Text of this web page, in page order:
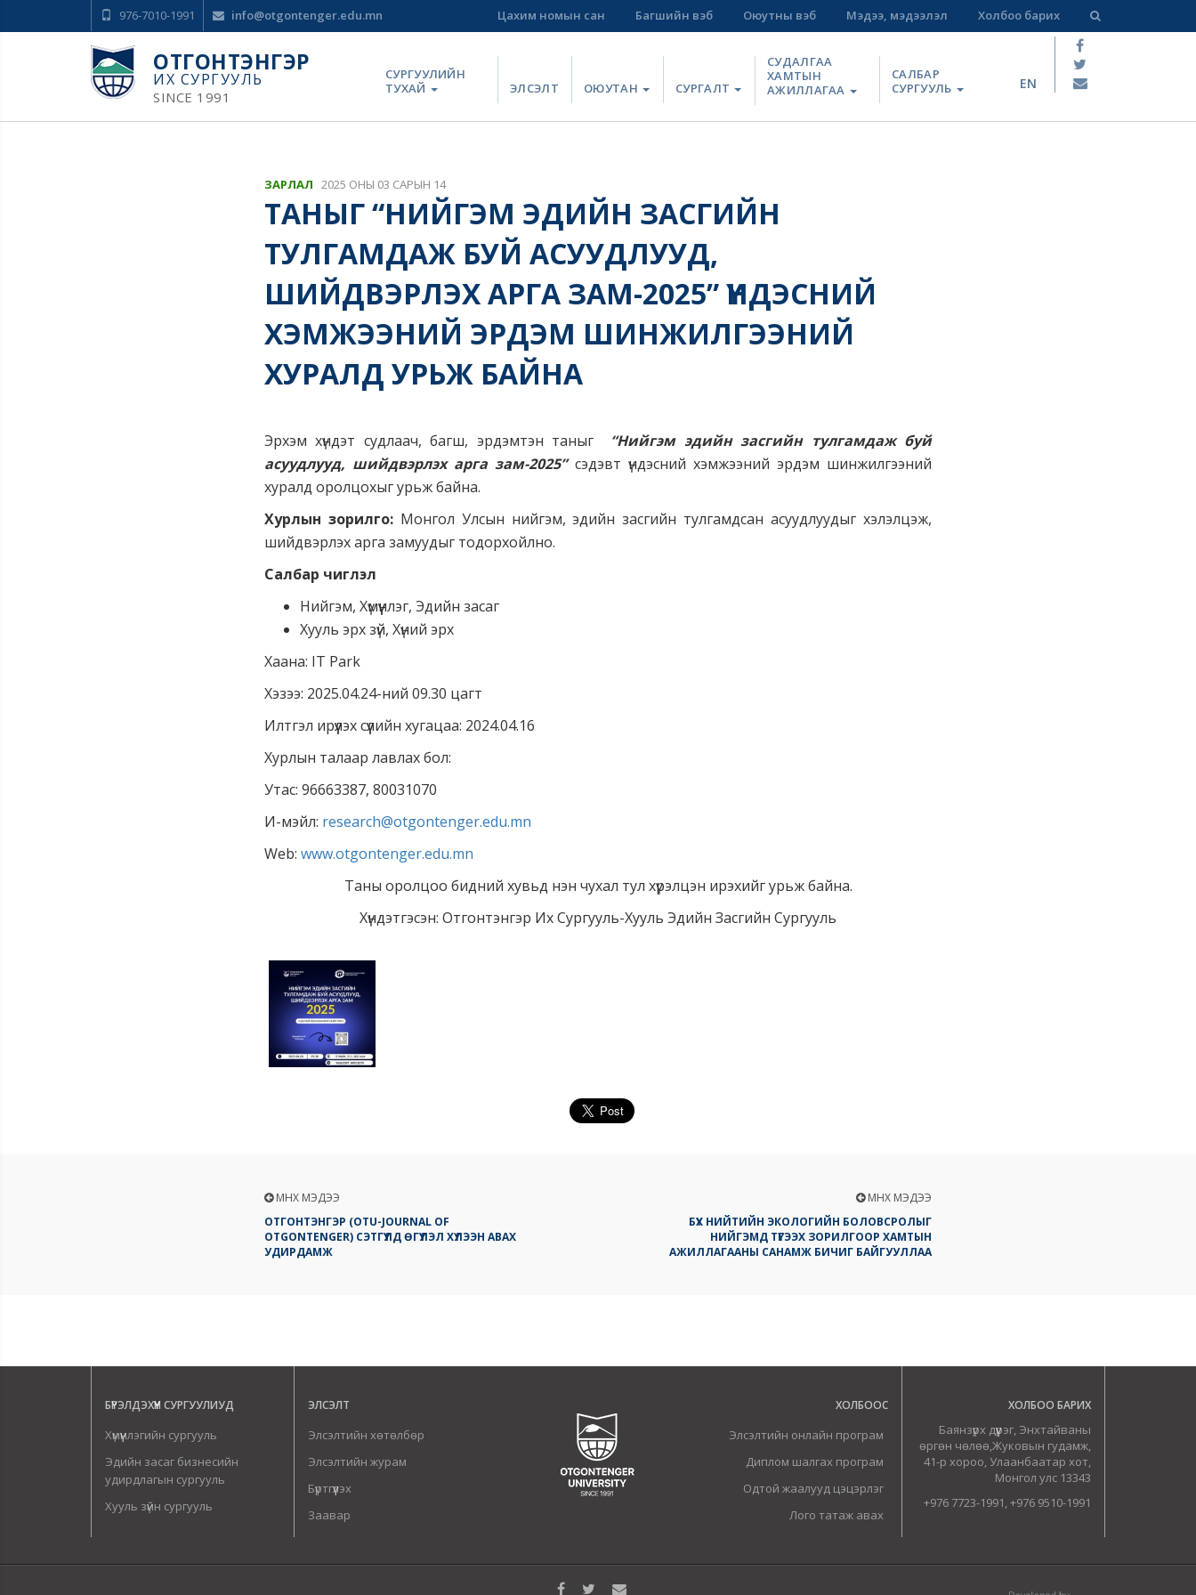
976-7010-1991 info@otgontenger.edu.mn Цахим номын сан Багшийн вэб Оюутны вэб Мэдээ, мэдээлэл Холбоо барих
ОТГОНТЭНГЭР
ИХ СУРГУУЛЬ
SINCE 1991
СУРГУУЛИЙН
ТУХАЙ
ЭЛСЭЛТ ОЮУТАН СУРГАЛТ
СУДАЛГАА
ХАМТЫН
АЖИЛЛАГАА
САЛБАР
СУРГУУЛЬ
EN
ЗАРЛАЛ 2025 ОНЫ 03 САРЫН 14
ТАНЫГ “НИЙГЭМ ЭДИЙН ЗАСГИЙН
ТУЛГАМДАЖ БУЙ АСУУДЛУУД,
ШИЙДВЭРЛЭХ АРГА ЗАМ-2025” ҮНДЭСНИЙ
ХЭМЖЭЭНИЙ ЭРДЭМ ШИНЖИЛГЭЭНИЙ
ХУРАЛД УРЬЖ БАЙНА
Эрхэм хүндэт судлаач, багш, эрдэмтэн таныг
“Нийгэм эдийн засгийн тулгамдаж буй
асуудлууд, шийдвэрлэх арга зам-2025” сэдэвт үндэсний хэмжээний эрдэм шинжилгээний
хуралд оролцохыг урьж байна.
Хурлын зорилго:Монгол Улсын нийгэм, эдийн засгийн тулгамдсан асуудлуудыг хэлэлцэж,
шийдвэрлэх арга замуудыг тодорхойлно.
Салбар чиглэл
Нийгэм, Хүмүүнлэг, Эдийн засаг
Хууль эрх зүй, Хүний эрх
Хаана: IT Park
Хэзээ: 2025.04.24-ний 09.30 цагт
Илтгэл ирүүлэх сүүлийн хугацаа: 2024.04.16
Хурлын талаар лавлах бол:
Утас: 96663387, 80031070
И-мэйл: research@otgontenger.edu.mn
Web: www.otgontenger.edu.mn
Таны оролцоо бидний хувьд нэн чухал тул хүрэлцэн ирэхийг урьж байна.
Хүндэтгэсэн: Отгонтэнгэр Их Сургууль-Хууль Эдийн Засгийн Сургууль
ӨМНӨХ МЭДЭЭ
ОТГОНТЭНГЭР (OTU-JOURNAL OF
OTGONTENGER) СЭТГҮҮЛД ӨГҮҮЛЭЛ ХҮЛЭЭН АВАХ
УДИРДАМЖ
ӨМНӨХ МЭДЭЭ
БҮХ НИЙТИЙН ЭКОЛОГИЙН БОЛОВСРОЛЫГ
НИЙГЭМД ТҮГЭЭХ ЗОРИЛГООР ХАМТЫН
АЖИЛЛАГААНЫ САНАМЖ БИЧИГ БАЙГУУЛЛАА
БҮРЭЛДЭХҮҮН СУРГУУЛИУД
Хүмүүнлэгийн сургууль
Эдийн засаг бизнесийн
удирдлагын сургууль
Хууль зүйн сургууль
ЭЛСЭЛТ
Элсэлтийн хөтөлбөр
Элсэлтийн журам
Бүртгүүлэх
Заавар
ХОЛБООС
Элсэлтийн онлайн програм
Диплом шалгах програм
Одтой жаалууд цэцэрлэг
Лого татаж авах
ХОЛБОО БАРИХ
Баянзүрх дүүрэг, Энхтайваны
өргөн чөлөө,Жуковын гудамж,
41-р хороо, Улаанбаатар хот,
Монгол улс 13343
+976 7723-1991, +976 9510-1991